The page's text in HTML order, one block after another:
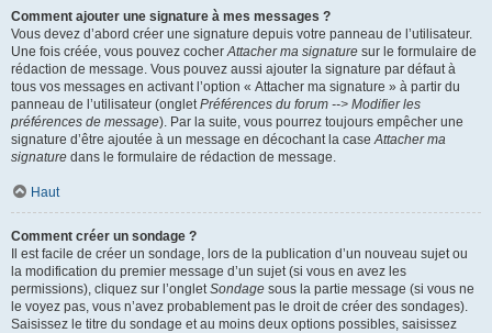
Comment ajouter une signature à mes messages ?
Vous devez d’abord créer une signature depuis votre panneau de l’utilisateur.
Une fois créée, vous pouvez cocherAttacher ma signature sur le formulaire de
rédaction de message. Vous pouvez aussi ajouter la signature par défaut à
tous vos messages en activant l’option « Attacher ma signature » à partir du
panneau de l’utilisateur (ongletPréférences du forum --> Modifier les
préférences de message). Par la suite, vous pourrez toujours empêcher une
signature d’être ajoutée à un message en décochant la caseAttacher ma
signature dans le formulaire de rédaction de message.
Haut
Comment créer un sondage ?
Il est facile de créer un sondage, lors de la publication d’un nouveau sujet ou
la modification du premier message d’un sujet (si vous en avez les
permissions), cliquez sur l’ongletSondage sous la partie message (si vous ne
le voyez pas, vous n’avez probablement pas le droit de créer des sondages).
Saisissez le titre du sondage et au moins deux options possibles, saisissez